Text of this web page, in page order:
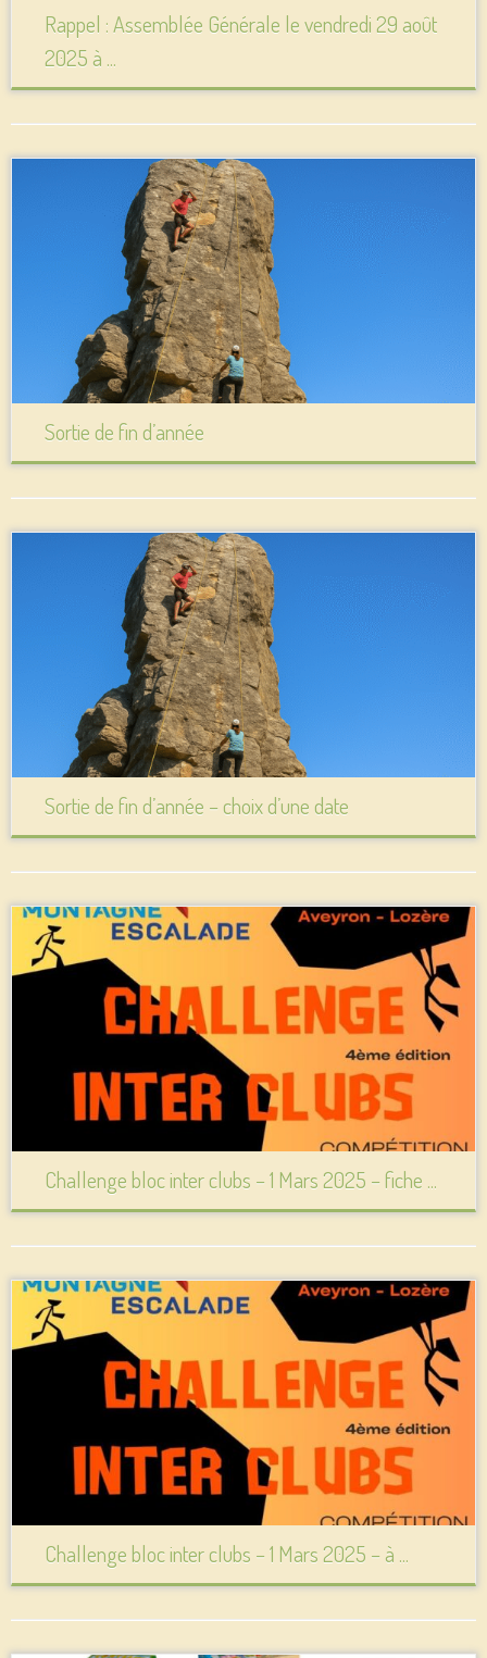
Rappel : Assemblée Générale le vendredi 29 août
2025 à ...
Sortie de fin d’année
Sortie de fin d’année – choix d’une date
Challenge bloc inter clubs – 1 Mars 2025 – fiche ...
Challenge bloc inter clubs – 1 Mars 2025 – à ...